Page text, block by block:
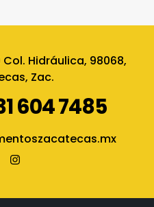
Hidráulica, 98068,
Zac.
604 7485